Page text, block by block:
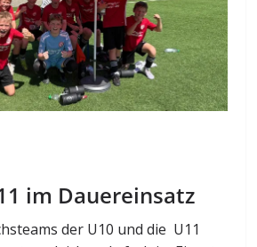
im Dauereinsatz
der U10 und die U11